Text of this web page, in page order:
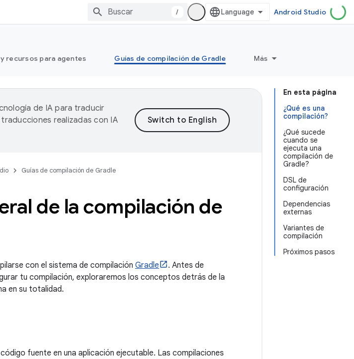
/ Android Studio
recursos para agentes Guías de compilación de Gradle Más
En esta página
¿Qué es una
compilación?
¿Qué sucede
cuando se
ejecuta una
compilación de
Gradle?
DSL de
configuración
Dependencias
externas
Variantes de
compilación
Próximos pasos
de IA para traducir
realizadas con IA
Guías de compilación de Gradle
de la compilación de
con el sistema de compilación Gradle
. Antes de
tu compilación, exploraremos los conceptos detrás de la
en su totalidad.
fuente en una aplicación ejecutable. Las compilaciones